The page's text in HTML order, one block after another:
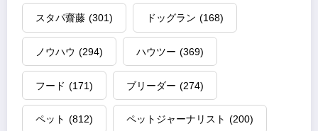
スタパ齋藤 (301) ドッグラン (168)
ノウハウ (294) ハウツー (369)
フード (171) ブリーダー (274)
ペット (812) ペットジャーナリスト (200)